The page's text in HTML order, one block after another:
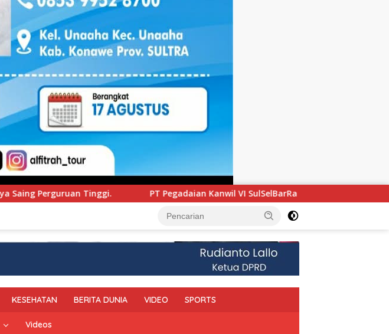
PT Pegadaian Kanwil VI SulSelBarRa Maluku Luncurkan Program PANDE EMAS untuk
KESEHATAN BERITA DUNIA VIDEO SPORTS
Videos